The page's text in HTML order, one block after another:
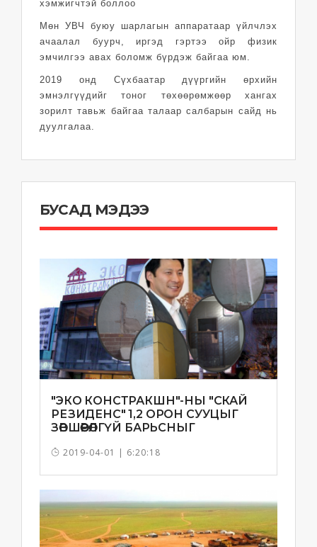
Мөн УВЧ буюу шарлагын аппаратаар үйлчлэх
ачаалал буурч, иргэд гэртээ ойр физик
эмчилгээ авах боломж бүрдэж байгаа юм.
2019 онд Сүхбаатар дүүргийн өрхийн
эмнэлгүүдийг тоног төхөөрөмжөөр хангах
зорилт тавьж байгаа талаар салбарын сайд нь
дуулгалаа.
БУСАД МЭДЭЭ
"ЭКО КОНСТРАКШН"-НЫ "СКАЙ
РЕЗИДЕНС" 1,2 ОРОН СУУЦЫГ
ЗӨВШӨӨРӨЛГҮЙ БАРЬСНЫГ
2019-04-01 | 6:20:18